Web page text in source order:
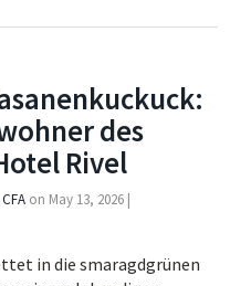
des
Rivel
on May 13, 2026 |
in die smaragdgrünen